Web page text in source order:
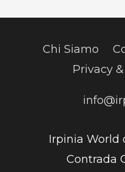
Chi Siamo
Privacy
Irpinia World
Contrada